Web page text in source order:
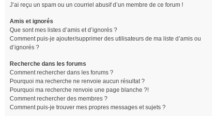
J’ai reçu un spam ou un courriel abusif d’un membre de ce forum !
Amis et ignorés
Que sont mes listes d’amis et d’ignorés ?
Comment puis-je ajouter/supprimer des utilisateurs de ma liste d’amis ou
d’ignorés ?
Recherche dans les forums
Comment rechercher dans les forums ?
Pourquoi ma recherche ne renvoie aucun résultat ?
Pourquoi ma recherche renvoie une page blanche ?!
Comment rechercher des membres ?
Comment puis-je trouver mes propres messages et sujets ?